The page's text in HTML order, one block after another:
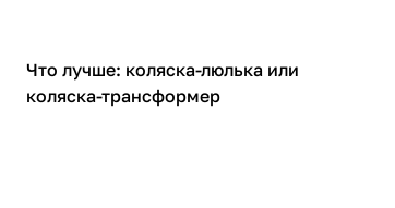
Советы покупателям
Что лучше: коляска-люлька или
коляска-трансформер